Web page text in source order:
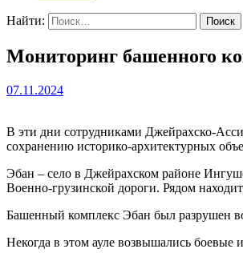
Найти:
Мониторинг башенного
07.11.2024
В эти дни сотрудниками Джейрахско-
сохранению историко-архитектурных
Эбан – село в Джейрахском районе
Военно-грузинской дороги. Рядом
Башенный комплекс Эбан был разрушен
Некогда в этом ауле возвышались